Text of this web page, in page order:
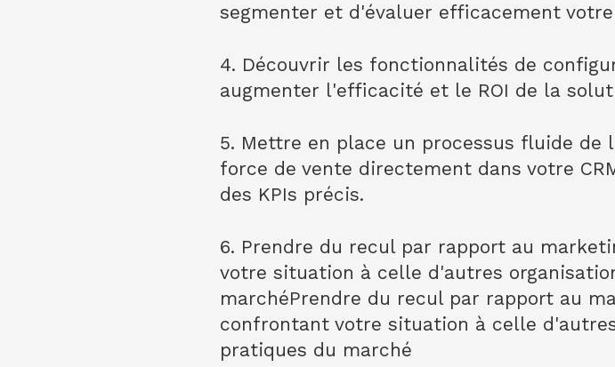
segmenter et d'évaluer efficacement
4. Découvrir les fonctionnalités de
augmenter l'efficacité et le ROI de la
5. Mettre en place un processus fluide de
force de vente directement dans votre
des KPIs précis.
6. Prendre du recul par rapport au
votre situation à celle d'autres
marchéPrendre du recul par rapport au
confrontant votre situation à celle
pratiques du marché